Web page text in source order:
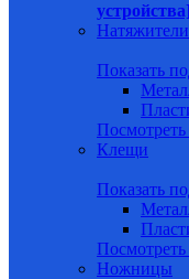
устройства]
Натяжители
Показать
Клещи
Показать
Ножницы